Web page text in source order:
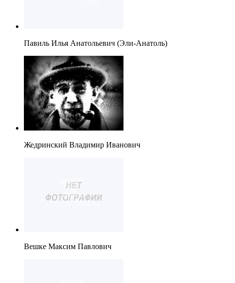
Павиль Илья Анатольевич (Эли-Анатоль)
Жедринский Владимир Иванович
Вешке Максим Павлович